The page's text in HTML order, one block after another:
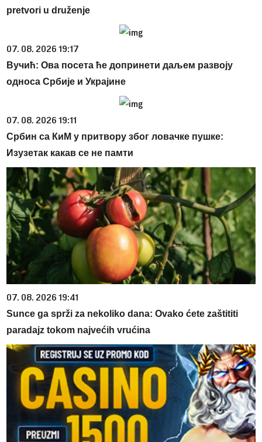
pretvori u druženje
07. 08. 2026 19:17
Вучић: Ова посета ће допринети даљем развоју
односа Србије и Украјине
07. 08. 2026 19:11
Србин са КиМ у притвору због ловачке пушке:
Изузетак какав се не памти
07. 08. 2026 19:41
Sunce ga sprži za nekoliko dana: Ovako ćete zaštititi
paradajz tokom najvećih vrućina